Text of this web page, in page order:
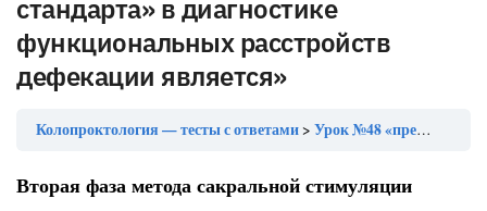
стандарта» в диагностике
функциональных расстройств
дефекации является»
Колопроктология — тесты с ответами Урок №48 «преимуществом аноректальной манометрии высокого разрешения как «золотого стандарта» в диагностике функциональных расстройств дефекации является»
Вторая фаза метода сакральной стимуляции